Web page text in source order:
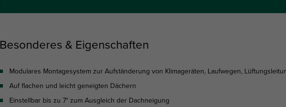
Besonderes & Eigenschaften
Modulares Montagesystem zur Aufständerung von Klimageräten, Laufwegen,
Auf flachen und leicht geneigten Dächern
Einstellbar bis zu 7° zum Ausgleich der Dachneigung